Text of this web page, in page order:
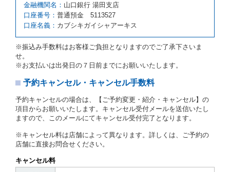
第５項の予約の取消しとして取り扱い、当社は受領済
の予約申込金を返還するものとします。
第６条（免責）
当社及び借受人は、予約が取り消され、又は貸渡契約
が締結されなかったことについて、第４条及び第５条
に定める場合を除き、相互に何らの請求をしないもの
とします。
第３章／貸 渡 し
第７条（貸渡契約の締結）
借受人は第２条第１項に定める借受条件を明示し、当
貸渡契約を締結するものとします。ただし、貸し渡す
ことができるレンタカーがない場合又は借受人若しく
は運転者が第８条第１項若しくは第２項各号のいずれ
かに該当する場合を除きます。
金融機関名： 山口銀行 湯田支店
口座番号： 普通預金 5113527
口座名義： カブシキガイシャアーキス
※振込み手数料はお客様ご負担となりますのでご了承下さいま
せ。
※お支払いは出発日の７日前までにお願いいたします。
予約キャンセル・キャンセル手数料
予約キャンセルの場合は、【ご予約変更・紹介・キャンセル】の
項目からお願いいたします。キャンセル受付メールを送信いたし
ますので、このメールにてキャンセル受付完了となります。
※キャンセル料は店舗によって異なります。詳しくは、ご予約の
店舗に直接お問合せください。
キャンセル料